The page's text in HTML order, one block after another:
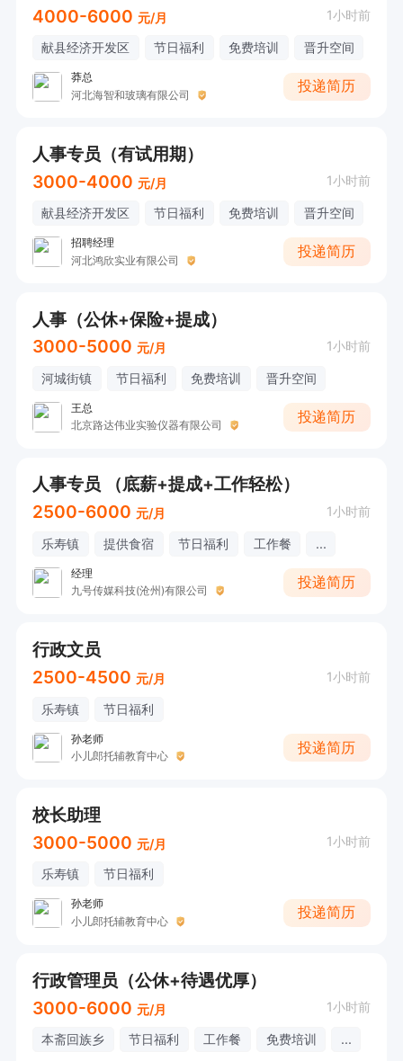
4000-6000 元/月 1小时前
献县经济开发区 节日福利 免费培训 晋升空间
莽总
河北海智和玻璃有限公司
投递简历
人事专员（有试用期）
3000-4000 元/月 1小时前
献县经济开发区 节日福利 免费培训 晋升空间
招聘经理
河北鸿欣实业有限公司
投递简历
人事（公休+保险+提成）
3000-5000 元/月 1小时前
河城街镇 节日福利 免费培训 晋升空间
王总
北京路达伟业实验仪器有限公司
投递简历
人事专员 （底薪+提成+工作轻松）
2500-6000 元/月 1小时前
乐寿镇 提供食宿 节日福利 工作餐 ...
经理
九号传媒科技(沧州)有限公司
投递简历
行政文员
2500-4500 元/月 1小时前
乐寿镇 节日福利
孙老师
小儿郎托辅教育中心
投递简历
校长助理
3000-5000 元/月 1小时前
乐寿镇 节日福利
孙老师
小儿郎托辅教育中心
投递简历
行政管理员（公休+待遇优厚）
3000-6000 元/月 1小时前
本斋回族乡 节日福利 工作餐 免费培训 ...